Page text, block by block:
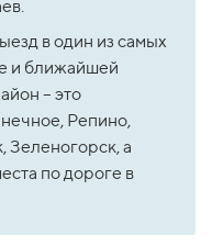
в один из самых
и ближайшей
– это
Репино,
Зеленогорск, а
по дороге в